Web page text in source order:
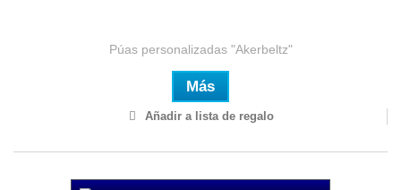
Púas personalizadas "Akerbeltz"
Más
Añadir a lista de regalo